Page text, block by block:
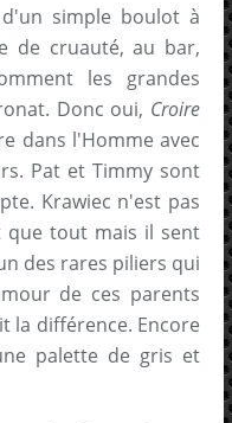
simple boulot à
de cruauté, au bar,
les grandes
Donc oui, Croire
dans l'Homme avec
Pat et Timmy sont
Krawiec n'est pas
tout mais il sent
des rares piliers qui
de ces parents
la différence. Encore
palette de gris et